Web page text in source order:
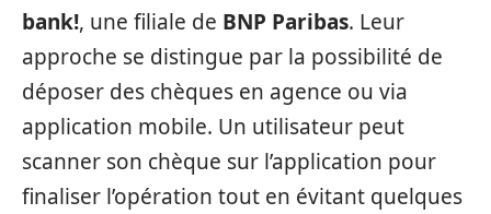
bank!, une filiale de BNP Paribas. Leur
approche se distingue par la possibilité de
déposer des chèques en agence ou via
application mobile. Un utilisateur peut
scanner son chèque sur l’application pour
finaliser l’opération tout en évitant quelques